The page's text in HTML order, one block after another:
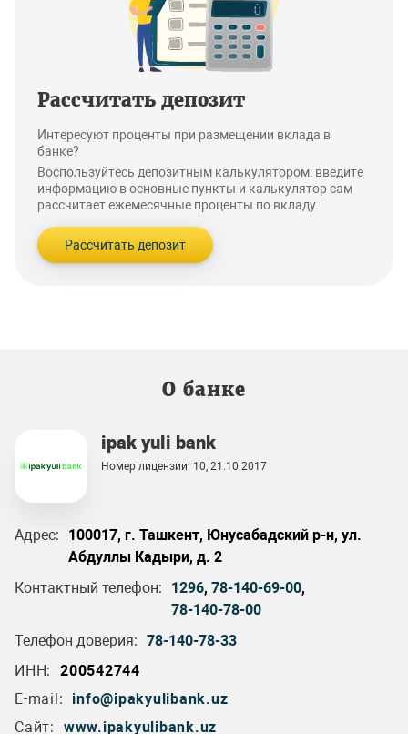
Рассчитать депозит
Интересуют проценты при размещении вклада в
банке?
Воспользуйтесь депозитным калькулятором: введите
информацию в основные пункты и калькулятор сам
рассчитает ежемесячные проценты по вкладу.
Рассчитать депозит
О банке
ipak yuli bank
Номер лицензии: 10, 21.10.2017
Адрес:
100017, г. Ташкент, Юнусабадский р-н, ул.
Абдуллы Кадыри, д. 2
Контактный телефон:
1296, 78-140-69-00,
78-140-78-00
Телефон доверия: 78-140-78-33
ИНН:
200542744
E-mail:
info@ipakyulibank.uz
Сайт:
www.ipakyulibank.uz